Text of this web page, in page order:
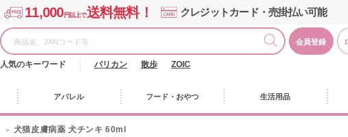
11,000円以上で送料無料！ クレジットカード・売掛払い可能
会員登録
人気のキーワード バリカン 散歩 ZOIC
アパレル フード・おやつ 生活用品
犬猫皮膚病薬 犬チンキ 60ml